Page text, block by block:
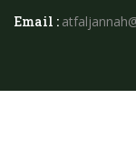
Email :